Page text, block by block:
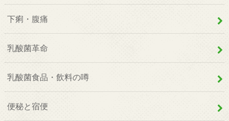
下痢・腹痛
乳酸菌革命
乳酸菌食品・飲料の噂
便秘と宿便